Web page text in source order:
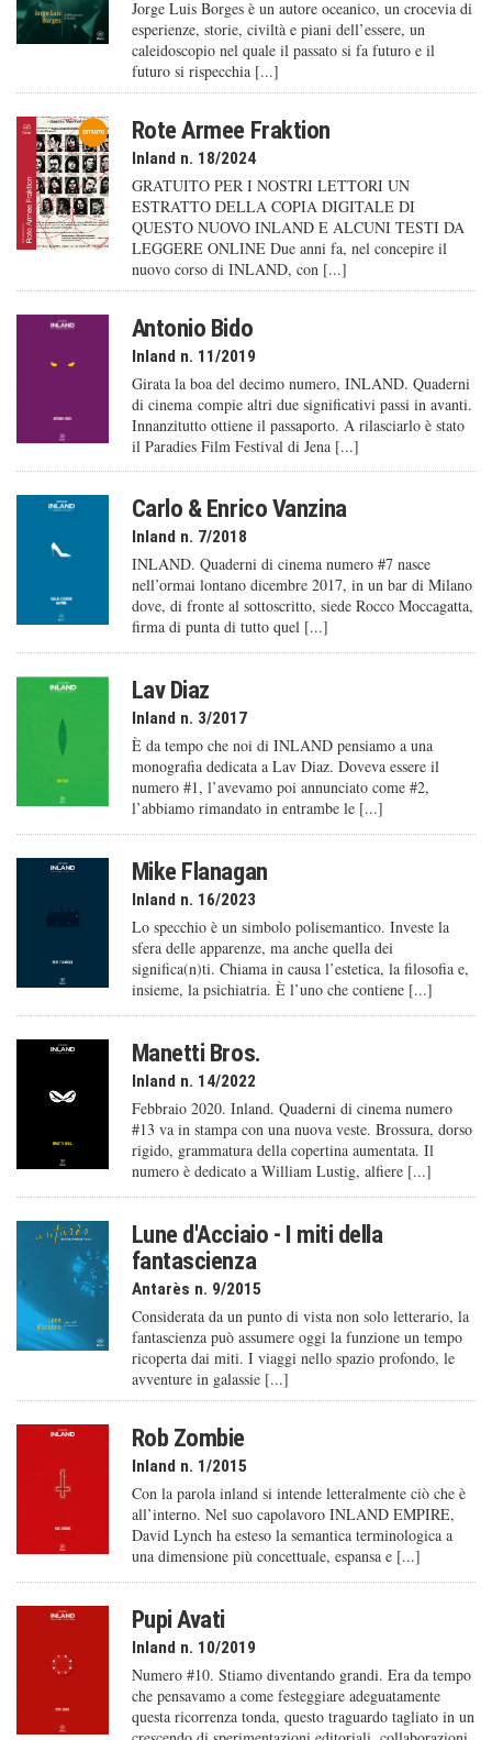
Jorge Luis Borges è un autore oceanico, un crocevia di
esperienze, storie, civiltà e piani dell’essere, un
caleido­scopio nel quale il passato si fa futuro e il
futuro si rispecchia [...]
Rote Armee Fraktion
Inland n. 18/2024
GRATUITO PER I NOSTRI LETTORI UN
ESTRATTO DELLA COPIA DIGITALE DI
QUESTO NUOVO INLAND E ALCUNI TESTI DA
LEGGERE ONLINE Due anni fa, nel concepire il
nuovo corso di INLAND, con [...]
Antonio Bido
Inland n. 11/2019
Girata la boa del decimo numero, INLAND. Quaderni
di cinema compie altri due significativi passi in avanti.
Innanzitutto ottiene il passaporto. A rilasciarlo è stato
il Paradies Film Festival di Jena [...]
Carlo & Enrico Vanzina
Inland n. 7/2018
INLAND. Quaderni di cinema numero #7 nasce
nell’ormai lontano dicembre 2017, in un bar di Milano
dove, di fronte al sottoscritto, siede Rocco Moccagatta,
firma di punta di tutto quel [...]
Lav Diaz
Inland n. 3/2017
È da tempo che noi di INLAND pensiamo a una
monografia dedicata a Lav Diaz. Doveva essere il
numero #1, l’avevamo poi annunciato come #2,
l’abbiamo rimandato in entrambe le [...]
Mike Flanagan
Inland n. 16/2023
Lo specchio è un simbolo polisemantico. Investe la
sfera delle apparenze, ma anche quella dei
significa(n)ti. Chiama in causa l’estetica, la filosofia e,
insieme, la psichiatria. È l’uno che contiene [...]
Manetti Bros.
Inland n. 14/2022
Febbraio 2020. Inland. Quaderni di cinema numero
#13 va in stampa con una nuova veste. Brossura, dorso
rigido, grammatura della copertina aumentata. Il
numero è dedicato a William Lustig, alfiere [...]
Lune d'Acciaio - I miti della
fantascienza
Antarès n. 9/2015
Considerata da un punto di vista non solo letterario, la
fantascienza può assumere oggi la funzione un tempo
ricoperta dai miti. I viaggi nello spazio profondo, le
avventure in galassie [...]
Rob Zombie
Inland n. 1/2015
Con la parola inland si intende letteralmente ciò che è
all’interno. Nel suo capolavoro INLAND EMPIRE,
David Lynch ha esteso la semantica terminologica a
una dimensione più concettuale, espansa e [...]
Pupi Avati
Inland n. 10/2019
Numero #10. Stiamo diventando grandi. Era da tempo
che pensavamo a come festeggiare adeguatamente
questa ricorrenza tonda, questo traguardo tagliato in un